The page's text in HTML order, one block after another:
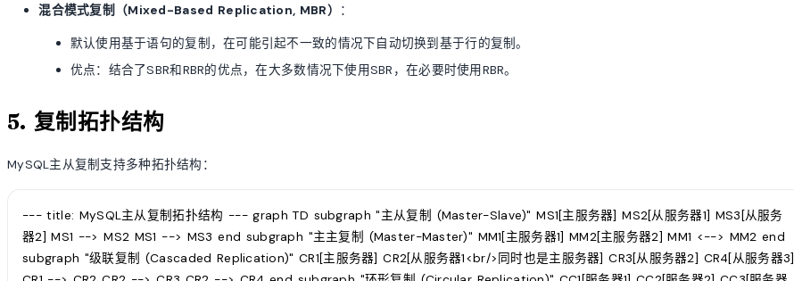
混合模式复制（Mixed-Based Replication, MBR） ：
默认使用基于语句的复制，在可能引起不一致的情况下自动切换到基于行的复制。
优点：结合了SBR和RBR的优点，在大多数情况下使用SBR，在必要时使用RBR。
5. 复制拓扑结构
MySQL主从复制支持多种拓扑结构：
--- title: MySQL主从复制拓扑结构 --- graph TD subgraph "主从复制 (Master-Slave)" MS1[主服务器] MS2[从服务器1] MS3[从服务
器2] MS1 --> MS2 MS1 --> MS3 end subgraph "主主复制 (Master-Master)" MM1[主服务器1] MM2[主服务器2] MM1 <--> MM2 end
subgraph "级联复制 (Cascaded Replication)" CR1[主服务器] CR2[从服务器1<br/>同时也是主服务器] CR3[从服务器2] CR4[从服务器3]